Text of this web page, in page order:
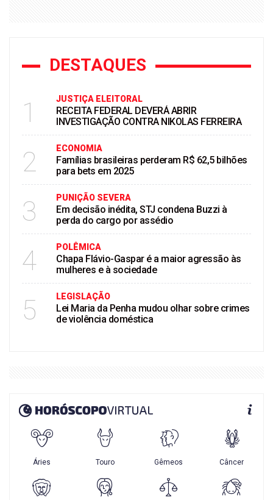
DESTAQUES
1 JUSTIÇA ELEITORAL
RECEITA FEDERAL DEVERÁ ABRIR
INVESTIGAÇÃO CONTRA NIKOLAS FERREIRA
2 ECONOMIA
Famílias brasileiras perderam R$ 62,5 bilhões
para bets em 2025
3 PUNIÇÃO SEVERA
Em decisão inédita, STJ condena Buzzi à
perda do cargo por assédio
4 POLÊMICA
Chapa Flávio-Gaspar é a maior agressão às
mulheres e à sociedade
5 LEGISLAÇÃO
Lei Maria da Penha mudou olhar sobre crimes
de violência doméstica